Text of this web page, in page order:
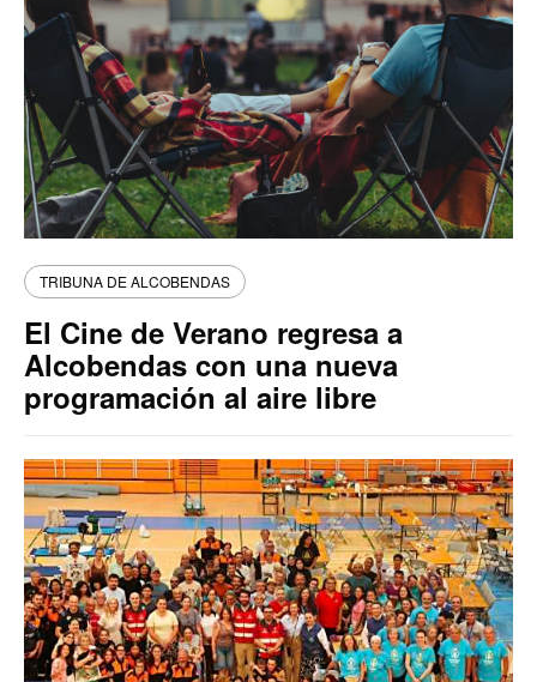
TRIBUNA DE ALCOBENDAS
El Cine de Verano regresa a
Alcobendas con una nueva
programación al aire libre